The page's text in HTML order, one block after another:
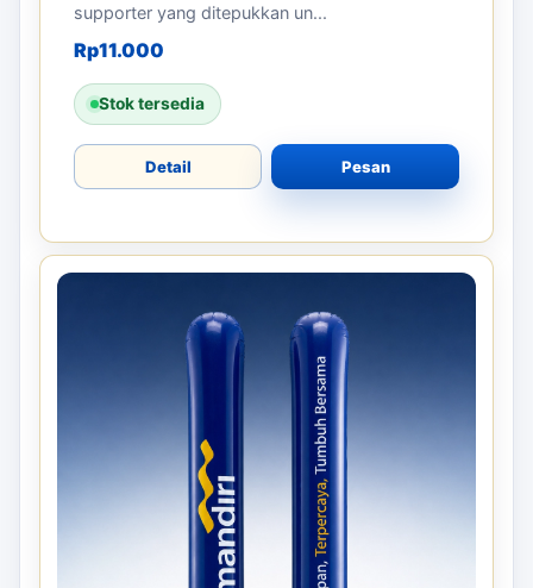
supporter yang ditepukkan un...
Rp11.000
Stok tersedia
Detail Pesan